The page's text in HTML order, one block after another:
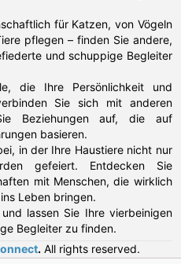
für Katzen, von Vögeln
pflegen – finden Sie andere,
und schuppige Begleiter
die Ihre Persönlichkeit und
Sie sich mit anderen
Beziehungen auf, die auf
basieren.
in der Ihre Haustiere nicht nur
gefeiert. Entdecken Sie
mit Menschen, die wirklich
Leben bringen.
lassen Sie Ihre vierbeinigen
Begleiter zu finden.
. All rights reserved.